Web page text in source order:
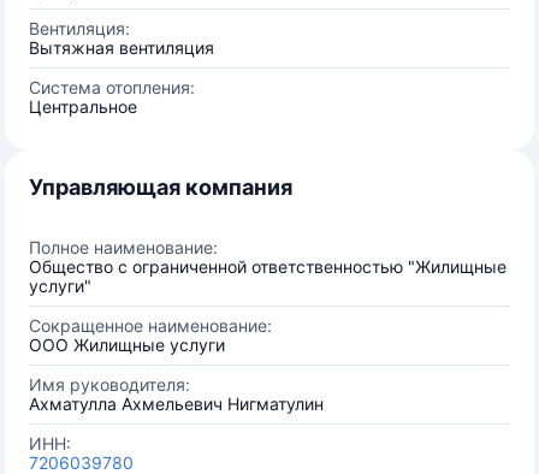
Вентиляция:
Вытяжная вентиляция
Система отопления:
Центральное
Управляющая компания
Полное наименование:
Общество с ограниченной ответственностью "Жилищные
услуги"
Сокращенное наименование:
ООО Жилищные услуги
Имя руководителя:
Ахматулла Ахмельевич Нигматулин
ИНН:
7206039780